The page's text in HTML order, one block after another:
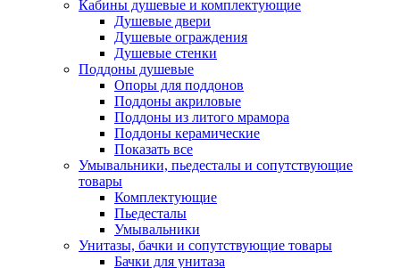
Кабины душевые и комплектующие
Душевые двери
Душевые ограждения
Душевые стенки
Поддоны душевые
Опоры для поддонов
Поддоны акриловые
Поддоны из литого мрамора
Поддоны керамические
Показать все
Умывальники, пьедесталы и сопутствующие
товары
Комплектующие
Пьедесталы
Умывальники
Унитазы, бачки и сопутствующие товары
Бачки для унитаза